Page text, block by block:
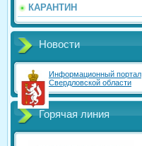
КАРАНТИН
Новости
Информационный портал
Свердловской области
Горячая линия